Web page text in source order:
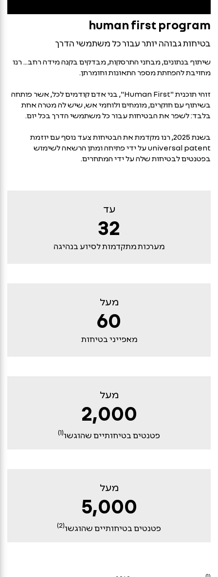
human first program
בטיחות גבוהה יותר עבור כל משתמשי הדרך
שיתוף בנתונים, מבחני התרסקות, מבדקים בקנה מידה רחב... רנו
מחויבת להפחתת מספר התאונות וחומרתן.
זוהי תוכנית "Human First", בני אדם קודמים לכל, אשר פותחה
בשיתוף עם חוקרים, מומחים ולוחמי אש, שיש לה מטרה אחת
בלבד: לשפר את הבטיחות עבור כל משתמשי הדרך בכל יום.
בשנת 2025, רנו מקדמת את הבטיחות צעד נוסף עם יוזמת
universal patent על ידי פתיחה ומתן הרשאה לשימוש
בפטנטים לבטיחות שלה על ידי המתחרים.
עד
32
מערכות מתקדמות לסיוע בנהיגה
מעל
60
מאפייני בטיחות
מעל
2,000
פטנטים בטיחותיים שהוגשו(1)
מעל
5,000
פטנטים בטיחותיים שהוגשו(2)